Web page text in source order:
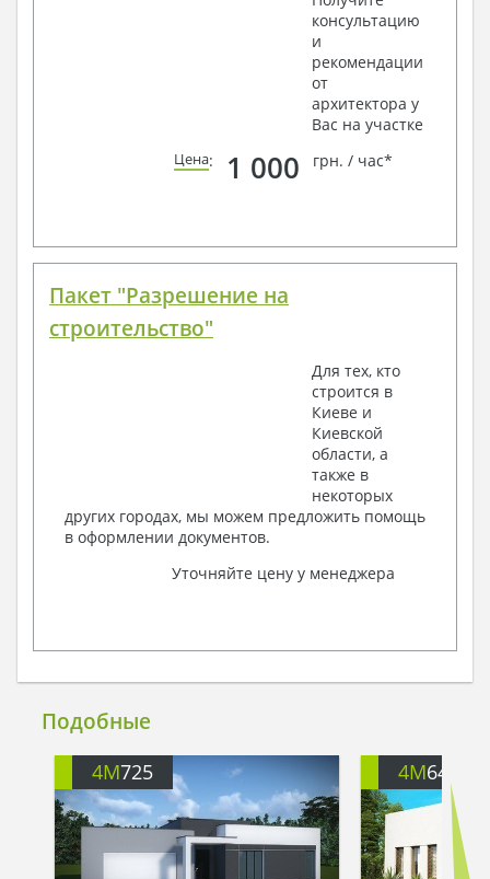
консультацию
и
рекомендации
от
архитектора у
Вас на участке
Цена: 1 000 грн. / час*
Пакет "Разрешение на
строительство"
Для тех, кто
строится в
Киеве и
Киевской
области, а
также в
некоторых
других городах, мы можем предложить помощь
в оформлении документов.
Уточняйте цену у менеджера
Подобные
4M725 4M646